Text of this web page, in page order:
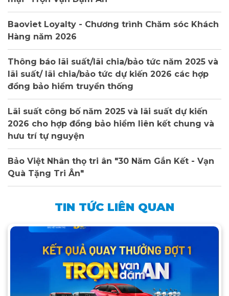
Baoviet Loyalty - Chương trình Chăm sóc Khách
Hàng năm 2026
Thông báo lãi suất/lãi chia/bảo tức năm 2025 và
lãi suất/ lãi chia/bảo tức dự kiến 2026 các hợp
đồng bảo hiểm truyền thống
Lãi suất công bố năm 2025 và lãi suất dự kiến
2026 cho hợp đồng bảo hiểm liên kết chung và
hưu trí tự nguyện
Bảo Việt Nhân thọ tri ân "30 Năm Gắn Kết - Vạn
Quà Tặng Tri Ân"
TIN TỨC LIÊN QUAN